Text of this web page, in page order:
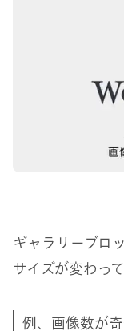
ギャラリーブロ
サイズが変わっ
例、画像数が